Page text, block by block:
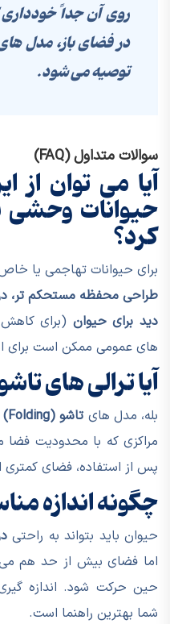
روی آن جداً
در فضای باز، مدل
توصیه می شود.
سوالات متداول (FAQ)
آیا می توان از
حیوانات وحشی
کرد؟
برای حیوانات تهاجمی یا
طراحی محفظه مستحکم تر،
دید برای حیوان (برای
های عمومی ممکن است برای
آیا ترالی های
بله، مدل های تاشو (Folding) یا جمع شونده (Collapsible)
مراکزی که با محدودیت فضا
پس از استفاده، فضای
چگونه اندازه
حیوان باید بتواند به راحتی
اما فضای بیش از حد هم می
حین حرکت شود. اندازه
شما بهترین راهنما است.